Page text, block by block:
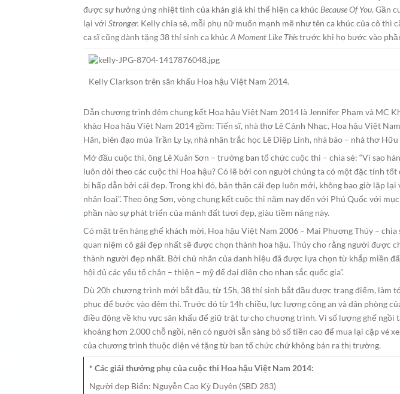
được sự hưởng ứng nhiệt tình của khán giả khi thể hiện ca khúc Because Of You. Gần
lại vớiStronger. Kelly chia sẻ, mỗi phụ nữ muốn mạnh mẽ như tên ca khúc của cô thì
ca sĩ cũng dành tặng 38 thí sinh ca khúcA Moment Like Thistrước khi họ bước vào
Kelly Clarkson trên sân khấu Hoa hậu Việt Nam 2014.
Dẫn chương trình đêm chung kết Hoa hậu Việt Nam 2014 là Jennifer Phạm và MC
khảo Hoa hậu Việt Nam 2014 gồm: Tiến sĩ, nhà thơ Lê Cảnh Nhạc, Hoa hậu Việt
Hân, biên đạo múa Trần Ly Ly, nhà nhân trắc học Lê Diệp Linh, nhà báo – nhà thơ
Mở đầu cuộc thi, ông Lê Xuân Sơn – trưởng ban tổ chức cuộc thi – chia sẻ: “Vì sao
luôn dõi theo các cuộc thi Hoa hậu? Có lẽ bởi con người chúng ta có một đặc tính tốt
bị hấp dẫn bởi cái đẹp. Trong khi đó, bản thân cái đẹp luôn mới, không bao giờ lặp
nhân loại”. Theo ông Sơn, vòng chung kết cuộc thi năm nay đến với Phú Quốc với
phần nào sự phát triển của mảnh đất tươi đẹp, giàu tiềm năng này.
Có mặt trên hàng ghế khách mời, Hoa hậu Việt Nam 2006 – Mai Phương Thúy –
quan niệm cô gái đẹp nhất sẽ được chọn thành hoa hậu. Thúy cho rằng người được
thành người đẹp nhất. Bởi chủ nhân của danh hiệu đã được lựa chọn từ khắp miền
hội đủ các yếu tố chân – thiện – mỹ để đại diện cho nhan sắc quốc gia”.
Dù 20h chương trình mới bắt đầu, từ 15h, 38 thí sinh bắt đầu được trang điểm, làm
phục để bước vào đêm thi. Trước đó từ 14h chiều, lực lượng công an và dân phòng
điều động về khu vực sân khấu để giữ trật tự cho chương trình. Vì số lượng ghế ngồi
khoảng hơn 2.000 chỗ ngồi, nên có người sẵn sàng bỏ số tiền cao để mua lại cặp vé
của chương trình thuộc diện vé tặng từ ban tổ chức chứ không bán ra thị trường.
* Các giải thưởng phụ của cuộc thi Hoa hậu Việt Nam 2014:
Người đẹp Biển: Nguyễn Cao Kỳ Duyên (SBD 283)